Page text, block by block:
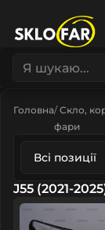
Головна Скло,
фари
Всі позиції
J55 (2021-